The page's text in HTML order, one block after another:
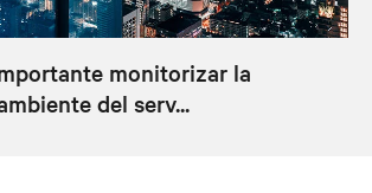
monitorizar la
del serv...